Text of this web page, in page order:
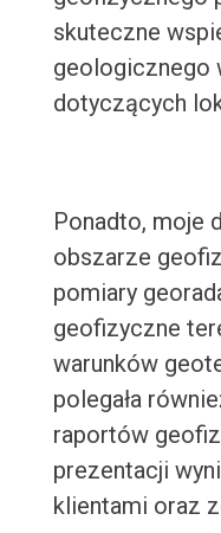
skuteczne
geologicznego
dotyczących
Ponadto, moje
obszarze
pomiary
geofizyczne
warunków
polegała
raportów
prezentacji
klientami oraz